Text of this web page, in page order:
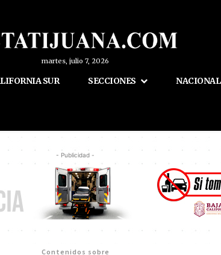
martes, julio 7, 2026
SUR SECCIONES NACIONAL
- Publicidad -
Contenidos sobre